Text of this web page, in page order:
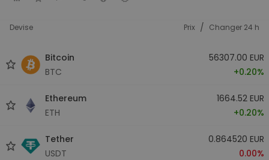
Devise Prix / Changer 24 h
Bitcoin
BTC
56307.00 EUR
+0.20%
Ethereum
ETH
1664.52 EUR
+0.20%
Tether
USDT
0.864520 EUR
0.00%